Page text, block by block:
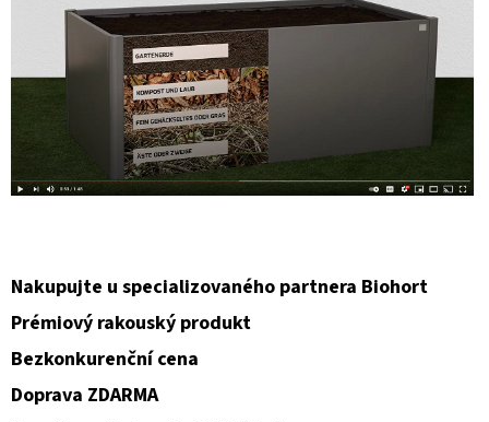
Nakupujte u specializovaného partnera Biohort
Prémiový rakouský produkt
Bezkonkurenční cena
Doprava ZDARMA